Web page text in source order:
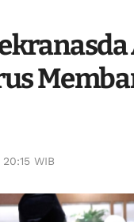
WIB